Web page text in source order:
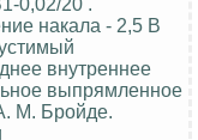
накала - 2,5 В
внутреннее
выпрямленное
М. Бройде.